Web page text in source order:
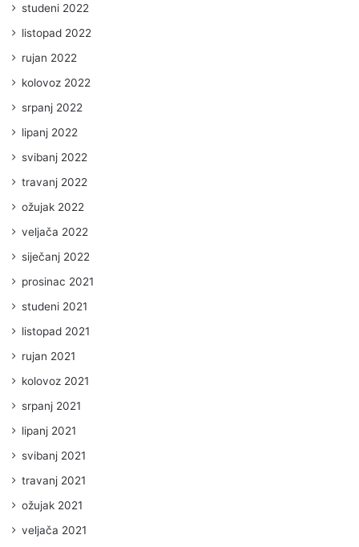
studeni 2022
listopad 2022
rujan 2022
kolovoz 2022
srpanj 2022
lipanj 2022
svibanj 2022
travanj 2022
ožujak 2022
veljača 2022
siječanj 2022
prosinac 2021
studeni 2021
listopad 2021
rujan 2021
kolovoz 2021
srpanj 2021
lipanj 2021
svibanj 2021
travanj 2021
ožujak 2021
veljača 2021